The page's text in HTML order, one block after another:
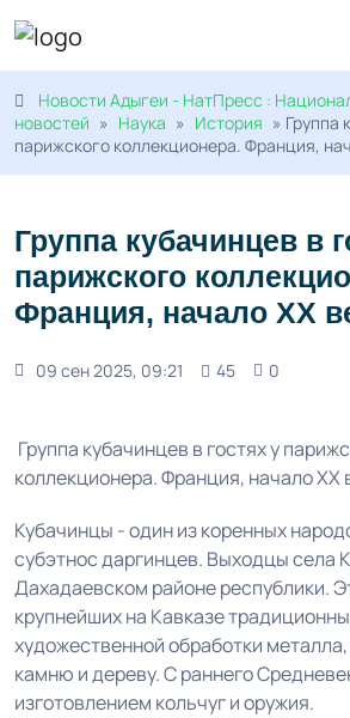
Новости Адыгеи - НатПресс :
новостей » Наука » История » Группа
парижского коллекционера. Франция,
Группа кубачинцев в
парижского
Франция, начало XX
09 сен 2025, 09:21 45 0
Группа кубачинцев в гостях у
коллекционера. Франция, начало XX
Кубачинцы - один из коренных
субэтнос даргинцев. Выходцы села
Дахадаевском районе республики.
крупнейших на Кавказе
художественной обработки
камню и дереву. С раннего
изготовлением кольчуг и оружия.